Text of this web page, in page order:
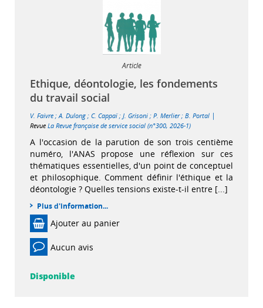
Article
Ethique, déontologie, les fondements
du travail social
V. Faivre ;A. Dulong ; C. Cappaï; J. Grisoni ; P. Merlier; B. Portal |
Revue La Revue française de service social (n°300, 2026-1)
A l'occasion de la parution de son trois centième
numéro, l'ANAS propose une réflexion sur ces
thématiques essentielles, d'un point de conceptuel
et philosophique. Comment définir l'éthique et la
déontologie ? Quelles tensions existe-t-il entre [...]
Plus d'information...
Ajouter au panier
Aucun avis
Disponible